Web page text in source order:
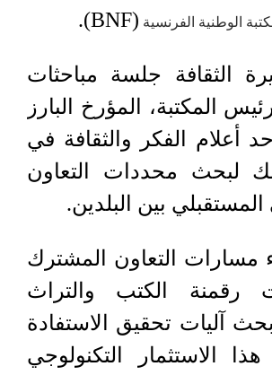
الوطنية الفرنسية (BNF).
الثقافة جلسة مباحثات
المكتبة، المؤرخ البارز
أعلام الفكر والثقافة في
لبحث محددات التعاون
المستقبلي بين البلدين.
مسارات التعاون المشترك
رقمنة الكتب والتراث
آليات تحقيق الاستفادة
الاستثمار التكنولوجي